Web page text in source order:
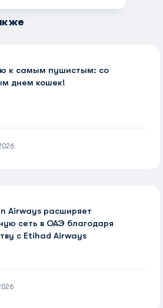
к самым пушистым: со
днем кошек!
Airways расширяет
сеть в ОАЭ благодаря
с Etihad Airways